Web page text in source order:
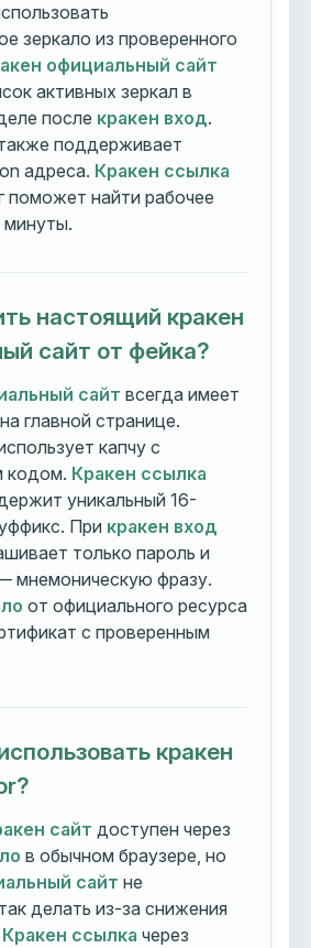
зеркало из проверенного
официальный сайт
активных зеркал в
после кракен вход.
поддерживает
адреса. Кракен ссылка
поможет найти рабочее
минуты.
настоящий кракен
сайт от фейка?
сайт всегда имеет
главной странице.
капчу с
кодом. Кракен ссылка
уникальный 16-
При кракен вход
только пароль и
мнемоническую фразу.
от официального ресурса
с проверенным
кракен
сайт доступен через
в обычном браузере, но
сайт не
делать из-за снижения
Кракен ссылка через